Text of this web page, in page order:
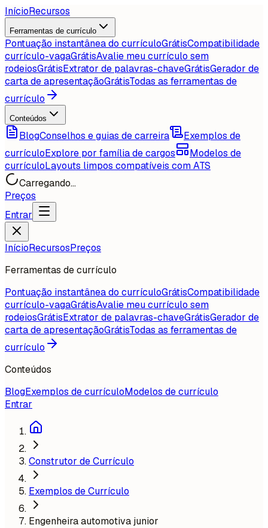
InícioRecursos
Ferramentas de currículo
Pontuação instantânea do currículoGrátisCompatibilidade
currículo-vagaGrátisAvalie meu currículo sem
rodeiosGrátisExtrator de palavras-chaveGrátisGerador de
carta de apresentaçãoGrátisTodas as ferramentas de
currículo
Conteúdos
BlogConselhos e guias de carreira
Exemplos de
currículoExplore por família de cargos
Modelos de
currículoLayouts limpos compatíveis com ATS
Carregando...
Preços
Entrar
InícioRecursosPreços
Ferramentas de currículo
Pontuação instantânea do currículoGrátisCompatibilidade
currículo-vagaGrátisAvalie meu currículo sem
rodeiosGrátisExtrator de palavras-chaveGrátisGerador de
carta de apresentaçãoGrátisTodas as ferramentas de
currículo
Conteúdos
BlogExemplos de currículoModelos de currículo
Entrar
Construtor de Currículo
Exemplos de Currículo
Engenheira automotiva junior